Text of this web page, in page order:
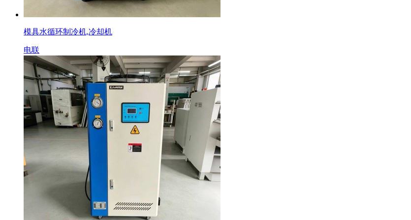
模具水循环制冷机,冷却机
电联